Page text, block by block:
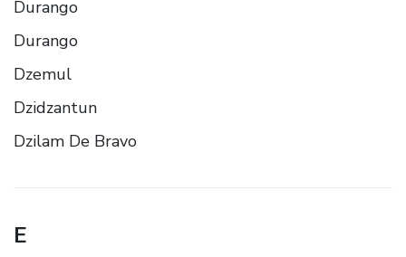
Durango
Durango
Dzemul
Dzidzantun
Dzilam De Bravo
E